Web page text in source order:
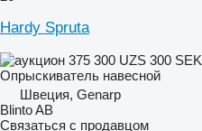
Hardy Spruta
375 300 UZS 300 SEK
Опрыскиватель навесной
Швеция, Genarp
Blinto AB
Связаться с продавцом